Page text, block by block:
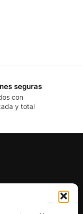
seguras
con
y total